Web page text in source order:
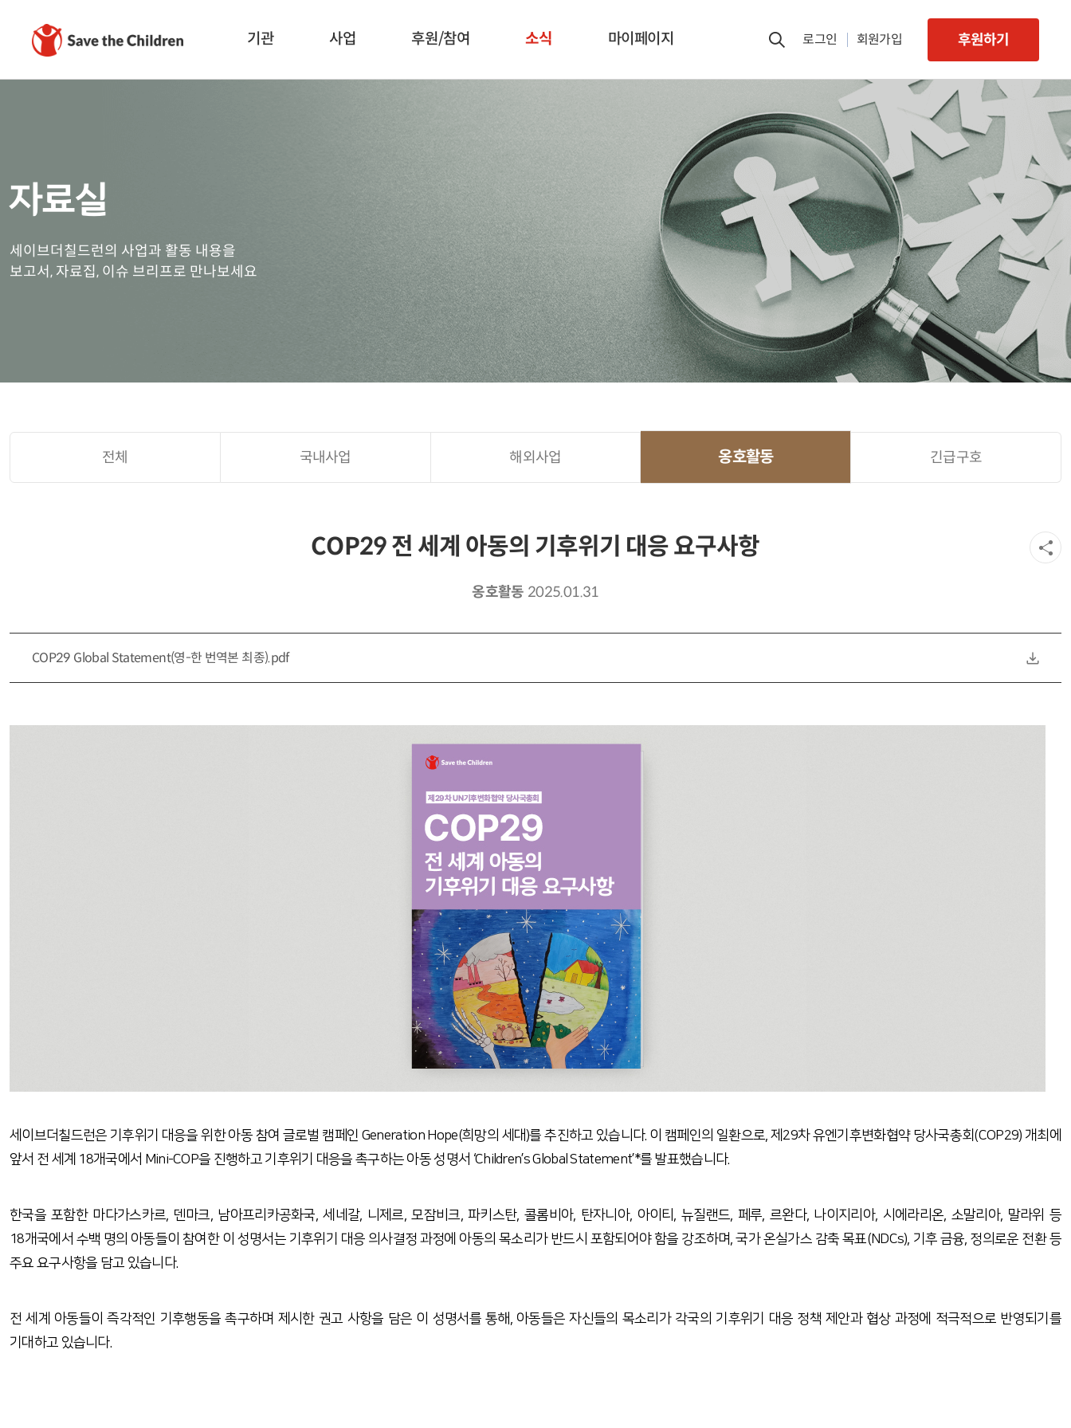
기관 사업 후원/참여 소식 마이페이지 로그인 회원가입 후원하기
자료실
세이브더칠드런의 사업과 활동 내용을
보고서, 자료집, 이슈 브리프로 만나보세요
전체 국내사업 해외사업 옹호활동 긴급구호
COP29 전 세계 아동의 기후위기 대응 요구사항
옹호활동 2025.01.31
COP29 Global Statement(영-한 번역본 최종).pdf
세이브더칠드런은 기후위기 대응을 위한 아동 참여 글로벌 캠페인 Generation Hope(희망의 세대)를 추진하고 있습니다. 이 캠페인의 일환으로, 제29차 유엔기후변화협약 당사국총회(COP29) 개최에
앞서 전 세계 18개국에서 Mini-COP을 진행하고 기후위기 대응을 촉구하는 아동 성명서 ‘Children’s Global Statement’*를 발표했습니다.
한국을 포함한 마다가스카르, 덴마크, 남아프리카공화국, 세네갈, 니제르, 모잠비크, 파키스탄, 콜롬비아, 탄자니아, 아이티, 뉴질랜드, 페루, 르완다, 나이지리아, 시에라리온, 소말리아, 말라위 등
18개국에서 수백 명의 아동들이 참여한 이 성명서는 기후위기 대응 의사결정 과정에 아동의 목소리가 반드시 포함되어야 함을 강조하며, 국가 온실가스 감축 목표(NDCs), 기후 금융, 정의로운 전환 등
주요 요구사항을 담고 있습니다.
전 세계 아동들이 즉각적인 기후행동을 촉구하며 제시한 권고 사항을 담은 이 성명서를 통해, 아동들은 자신들의 목소리가 각국의 기후위기 대응 정책 제안과 협상 과정에 적극적으로 반영되기를
기대하고 있습니다.